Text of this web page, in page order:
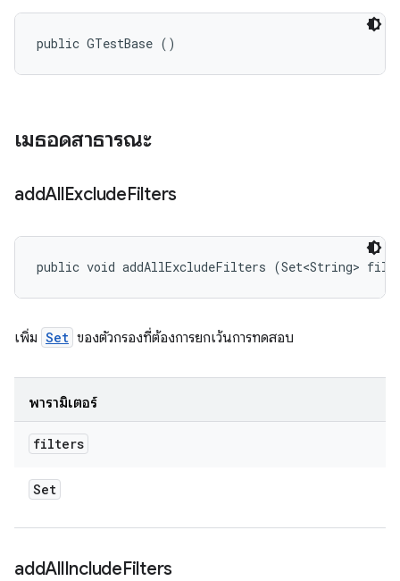
public GTestBase ()
เมธอดสาธารณะ
addAllExcludeFilters
public void addAllExcludeFilters (Set<String>
เพิ่ม Set ของตัวกรองที่ต้องการยกเว้นการทดสอบ
พารามิเตอร์
filters
Set
addAllIncludeFilters